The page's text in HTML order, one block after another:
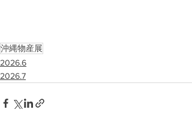
沖縄物産展
2026.6
2026.7